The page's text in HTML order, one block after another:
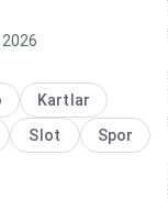
hızlı bir
tasarlanmış
görsel hiyerarşi
isteyenlere
2026
Kartlar
Slot Spor